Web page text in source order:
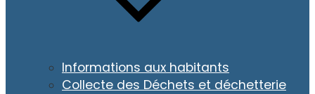
Informations aux habitants
Collecte des Déchets et déchetterie